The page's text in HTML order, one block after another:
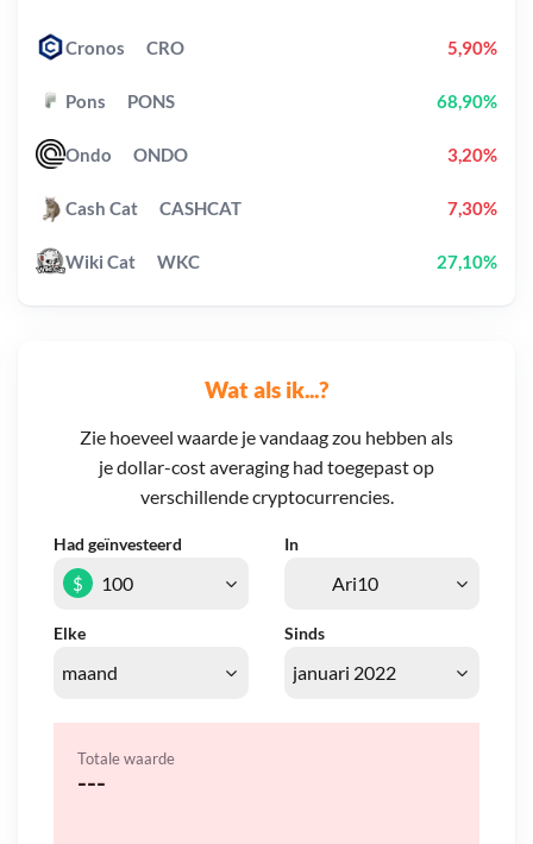
Wat als ik...?
Zie hoeveel waarde je vandaag zou hebben als
je dollar-cost averaging had toegepast op
verschillende cryptocurrencies.
Had geïnvesteerd In
Elke Sinds
$
Totale waarde
---
Cronos CRO 5,90%
Pons PONS 68,90%
Ondo ONDO 3,20%
Cash Cat CASHCAT 7,30%
Wiki Cat WKC 27,10%